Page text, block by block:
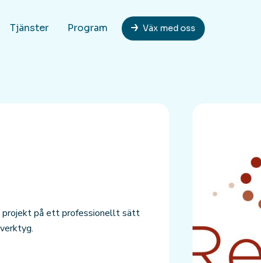
Tjänster Program Väx med oss
projekt på ett professionellt sätt